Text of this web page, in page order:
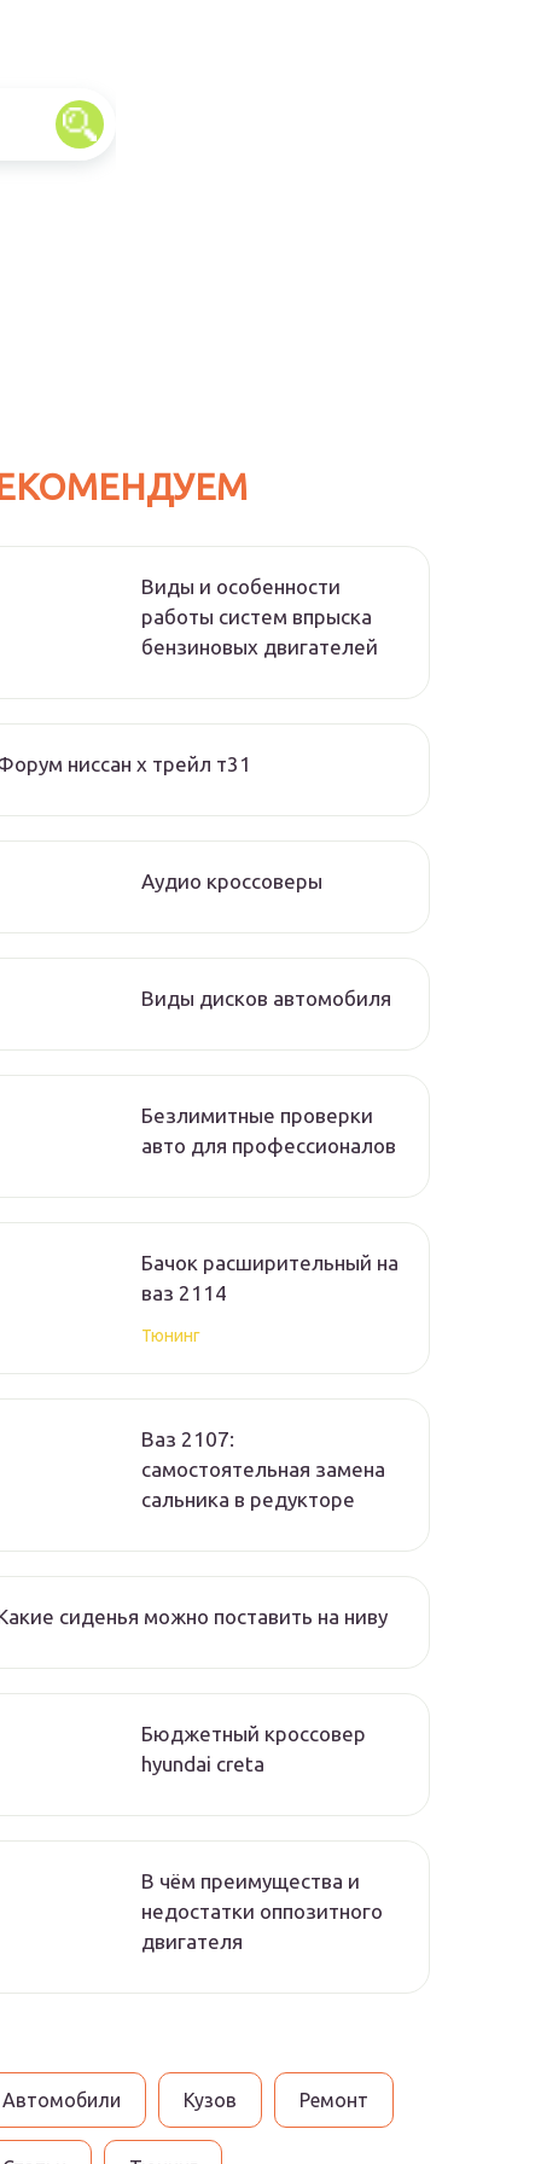
Виды и особенности
работы систем впрыска
бензиновых двигателей
ниссан х трейл т31
Аудио кроссоверы
Виды дисков автомобиля
Безлимитные проверки
авто для профессионалов
Бачок расширительный на
ваз 2114
Тюнинг
Ваз 2107:
самостоятельная замена
сальника в редукторе
сиденья можно поставить на ниву
Бюджетный кроссовер
hyundai creta
В чём преимущества и
недостатки оппозитного
двигателя
Автомобили Кузов Ремонт